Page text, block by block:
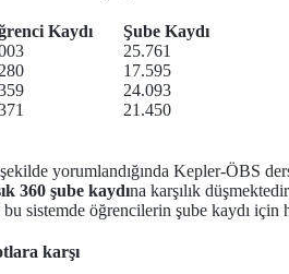
Kaydı
Şube Kaydı
25.761
17.595
24.093
21.450
yorumlandığında Kepler-ÖBS
360 şube kaydına karşılık
sistemde öğrencilerin şube kaydı için
karşı